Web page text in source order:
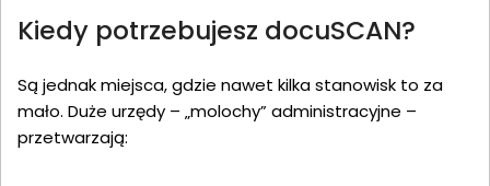
Kiedy potrzebujesz docuSCAN?
Są jednak miejsca, gdzie nawet kilka stanowisk to za
mało. Duże urzędy – „molochy” administracyjne –
przetwarzają: